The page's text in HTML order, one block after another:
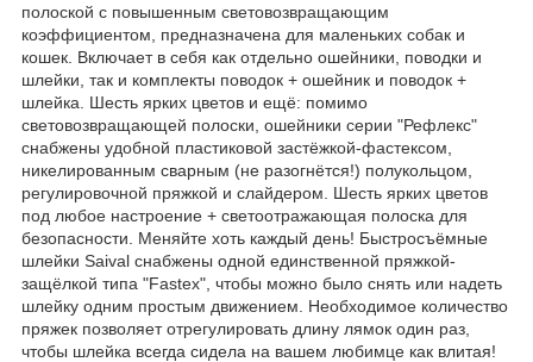
полоской с повышенным световозвращающим
коэффициентом, предназначена для маленьких собак и
кошек. Включает в себя как отдельно ошейники, поводки и
шлейки, так и комплекты поводок + ошейник и поводок +
шлейка. Шесть ярких цветов и ещё: помимо
световозвращающей полоски, ошейники серии "Рефлекс"
снабжены удобной пластиковой застёжкой-фастексом,
никелированным сварным (не разогнётся!) полукольцом,
регулировочной пряжкой и слайдером. Шесть ярких цветов
под любое настроение + светоотражающая полоска для
безопасности. Меняйте хоть каждый день! Быстросъёмные
шлейки Saival снабжены одной единственной пряжкой-
защёлкой типа "Fastex", чтобы можно было снять или надеть
шлейку одним простым движением. Необходимое количество
пряжек позволяет отрегулировать длину лямок один раз,
чтобы шлейка всегда сидела на вашем любимце как влитая!